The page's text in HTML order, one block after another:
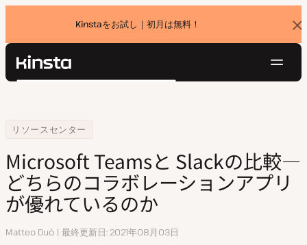
Kinstaをお試し｜初月は無料！
バ
ナ
Kinsta®
ョ
ン
価格設定
お問い合わせ
検
Home
リソースセンター
Microsoft Teamsと Slackの比較—どちらのコラボレーションアプリが
Microsoft Teamsと Slackの比較—
どちらのコラボレーションアプリ
が優れているのか
執
Matteo Duò 最終更新日 2021年08月03日